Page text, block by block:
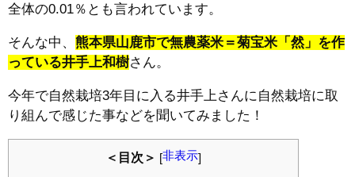
全体の0.01％とも言われています。
そんな中、 熊本県山鹿市で無農薬米＝菊宝米「然」を作
っている井手上和樹さん。
今年で自然栽培3年目に入る井手上さんに自然栽培に取
り組んで感じた事などを聞いてみました！
＜目次＞ [非表示]